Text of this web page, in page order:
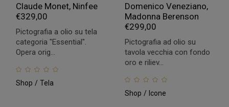
Claude Monet, Ninfee
€329,00
Pictografia a olio su tela
categoria "Essential".
Opera orig...
Shop Tela
Domenico Veneziano,
Madonna Berenson
€299,00
Pictografia ad olio su
tavola vecchia con fondo
oro e riliev...
Shop Icone